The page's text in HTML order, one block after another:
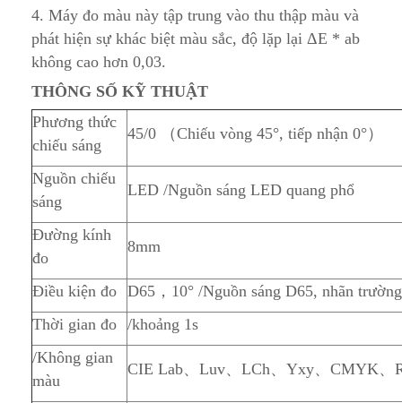
4. Máy đo màu này tập trung vào thu thập màu và
phát hiện sự khác biệt màu sắc, độ lặp lại ΔE * ab
không cao hơn 0,03.
THÔNG SỐ KỸ THUẬT
Phương thức
chiếu sáng
45/0 （Chiếu vòng 45°, tiếp nhận 0°）
Nguồn chiếu
sáng
LED /Nguồn sáng LED quang phổ
Đường kính
đo
8mm
Điều kiện đo D65，10° /Nguồn sáng D65, nhãn
Thời gian đo /khoảng 1s
/Không gian
màu
CIE Lab、Luv、LCh、Yxy、CMYK、